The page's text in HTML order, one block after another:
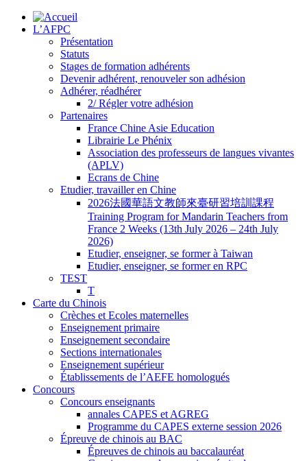
L’AFPC
Présentation
Statuts
Stages de formation adhérents
Devenir adhérent, renouveler son adhésion
Adhérer, réadhérer
2/ Régler votre adhésion
Partenaires
France Chine Asie Education
Librairie Le Phénix
Association des professeurs de langues vivantes
(APLV)
Ecrans de Chine
Etudier, travailler en Chine
2026法國華語文教師來臺研習培訓課程
Training Program for Mandarin Teachers from
France 2 Weeks (13th July 2026 – 24th July
2026)
Etudier, enseigner, se former à Taiwan
Etudier, enseigner, se former en RPC
TEST
T
Carte du Chinois
Crèches et Ecoles maternelles
Enseignement primaire
Enseignement secondaire
Sections internationales
Enseignement supérieur
Établissements de l’AEFE homologués
Concours
Concours enseignants
annales CAPES et AGREG
Programme du CAPES externe session 2026
Épreuve de chinois au BAC
Épreuves de chinois au baccalauréat